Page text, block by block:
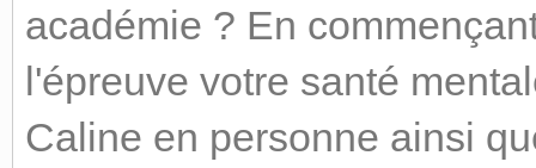
académie ? En
l'épreuve votre santé
Caline en personne ainsi